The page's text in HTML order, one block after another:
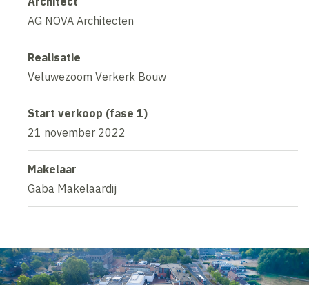
AG NOVA Architecten
Realisatie
Veluwezoom Verkerk Bouw
Start verkoop (fase 1)
21 november 2022
Makelaar
Gaba Makelaardij